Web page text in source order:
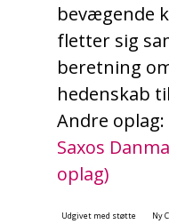
bevægende
fletter sig
beretning
hedenskab
Andre oplag:
Saxos
oplag)
Udgivet med støtte Ny